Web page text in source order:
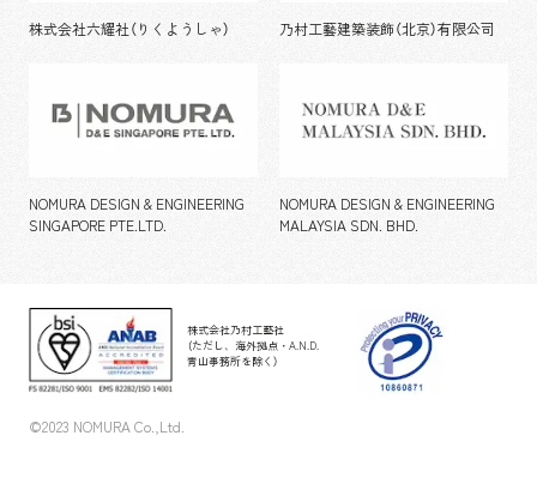
株式会社六耀社（りくようしゃ） 乃村工藝建築装飾（北京）有限公司
NOMURA DESIGN & ENGINEERING
SINGAPORE PTE.LTD.
NOMURA DESIGN & ENGINEERING
MALAYSIA SDN. BHD.
株式会社乃村工藝社
（ただし、海外拠点・A.N.D.
青山事務所を除く）
©2023 NOMURA Co.,Ltd.